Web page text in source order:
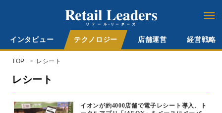
インタビュー テクノロジー 店舗運営 経営戦略
TOP レシート
レシート
イオンが約4000店舗で電子レシート導入、ト